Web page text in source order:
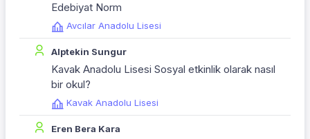
Edebiyat Norm
Avcılar Anadolu Lisesi
Alptekin Sungur
Kavak Anadolu Lisesi Sosyal etkinlik olarak nasıl
bir okul?
Kavak Anadolu Lisesi
Eren Bera Kara